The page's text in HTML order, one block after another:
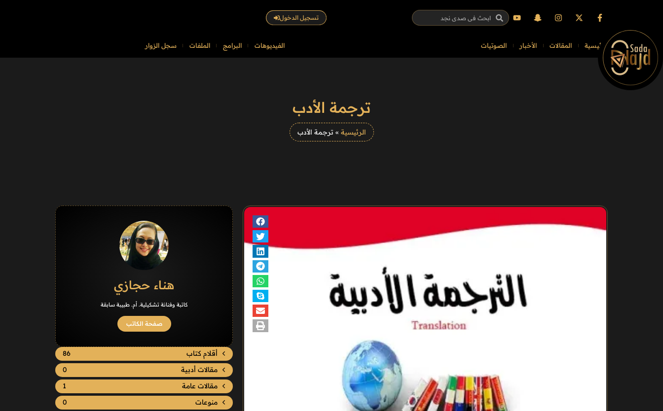
تسجيل الدخول
الرئيسية المقالات الأخبار الصوتيات الفيديوهات البرامج الملفات سجل الزوار
ترجمة الأدب
الرئيسية » ترجمة الأدب
هناء حجازي
كاتبة وفنانة تشكيلية. أم. طبيبة سابقة
صفحة الكاتب
أقلام كتاب
86
مقالات أدبية
0
مقالات عامة
1
منوعات
0